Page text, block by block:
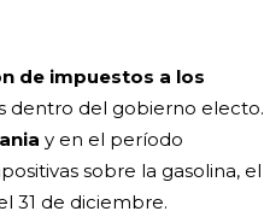
de impuestos a los
dentro del gobierno electo.
y en el período
sobre la gasolina, el
31 de diciembre.